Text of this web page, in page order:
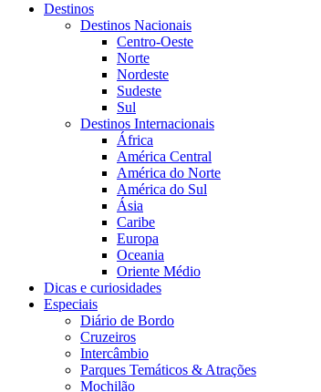
Destinos
Destinos Nacionais
Centro-Oeste
Norte
Nordeste
Sudeste
Sul
Destinos Internacionais
África
América Central
América do Norte
América do Sul
Ásia
Caribe
Europa
Oceania
Oriente Médio
Dicas e curiosidades
Especiais
Diário de Bordo
Cruzeiros
Intercâmbio
Parques Temáticos & Atrações
Mochilão